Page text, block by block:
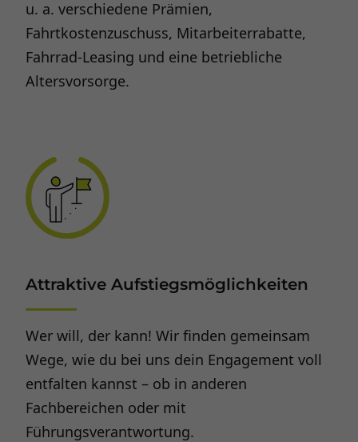
u. a. verschiedene Prämien,
Fahrtkostenzuschuss, Mitarbeiterrabatte,
Fahrrad-Leasing und eine betriebliche
Altersvorsorge.
Attraktive Aufstiegsmöglichkeiten
Wer will, der kann! Wir finden gemeinsam
Wege, wie du bei uns dein Engagement voll
entfalten kannst – ob in anderen
Fachbereichen oder mit
Führungsverantwortung.